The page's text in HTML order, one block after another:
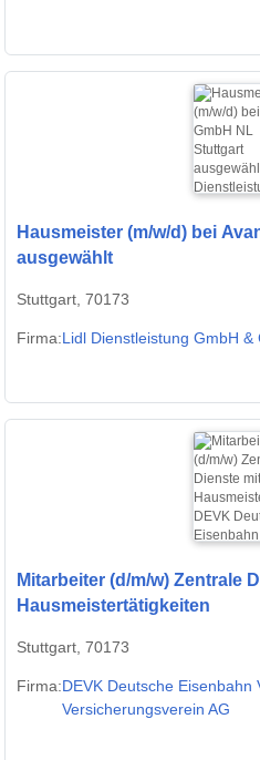
Hausmeister (m/w/d) bei
ausgewählt
Stuttgart, 70173
Firma:Lidl Dienstleistung GmbH &
Mitarbeiter (d/m/w) Zentrale
Hausmeistertätigkeiten
Stuttgart, 70173
Firma:DEVK Deutsche Eisenbahn
Versicherungsverein AG